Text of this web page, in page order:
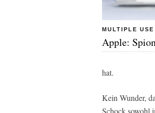
MULTIPLE USE
Apple:
hat.
Kein Wunder,